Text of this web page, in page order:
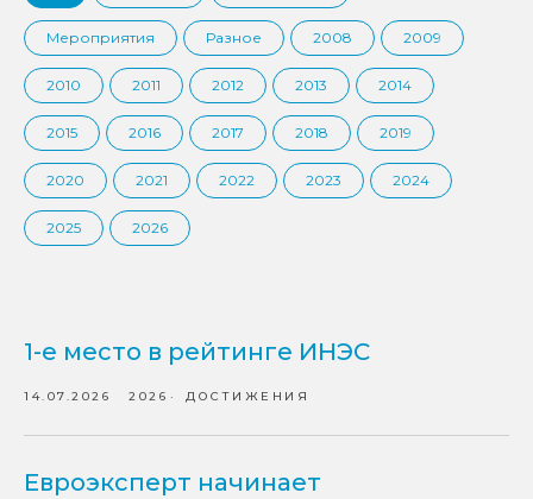
Мероприятия Разное 2008 2009
2010 2011 2012 2013 2014
2015 2016 2017 2018 2019
2020 2021 2022 2023 2024
2025 2026
1-е место в рейтинге ИНЭС
14.07.2026 2026 ДОСТИЖЕНИЯ
Евроэксперт начинает